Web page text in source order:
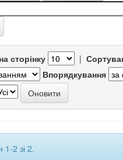
сторінку |
Впорядкування
1-2 зі 2.